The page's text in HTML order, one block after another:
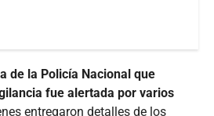
de la Policía Nacional que
fue alertada por varios
entregaron detalles de los